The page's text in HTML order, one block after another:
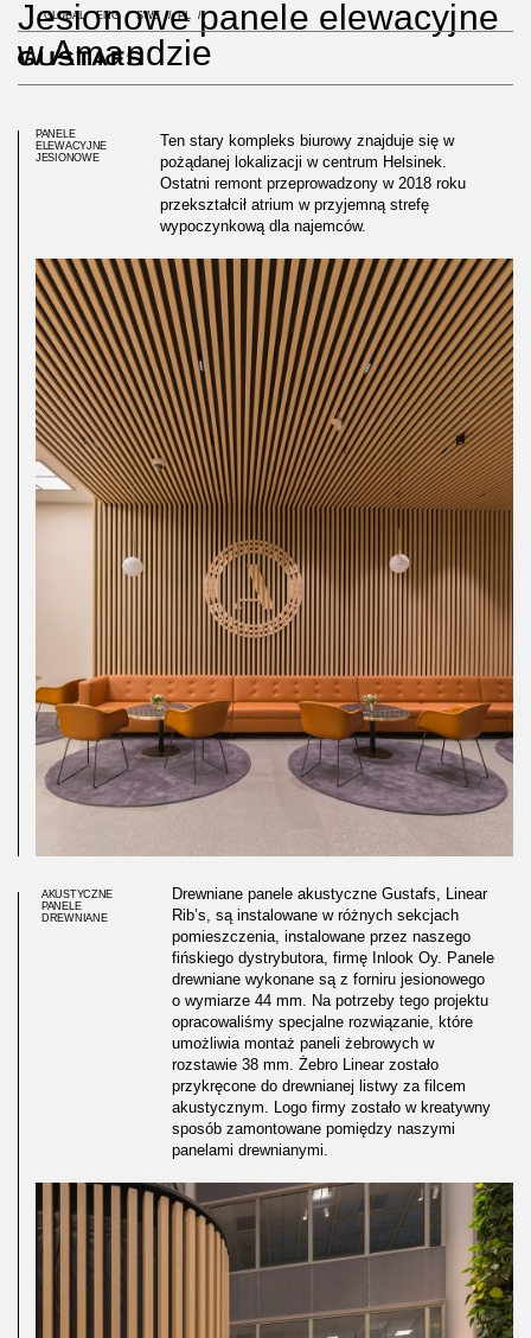
GLOBAL ENG SWE PL
Jesionowe panele elewacyjne
w Amandzie
PANELE
ELEWACYJNE
JESIONOWE
Ten stary kompleks biurowy znajduje się w
pożądanej lokalizacji w centrum Helsinek.
Ostatni remont przeprowadzony w 2018 roku
przekształcił atrium w przyjemną strefę
wypoczynkową dla najemców.
AKUSTYCZNE
PANELE
DREWNIANE
Drewniane panele akustyczne Gustafs, Linear
Rib’s, są instalowane w różnych sekcjach
pomieszczenia, instalowane przez naszego
fińskiego dystrybutora, firmę Inlook Oy. Panele
drewniane wykonane są z forniru jesionowego
o wymiarze 44 mm. Na potrzeby tego projektu
opracowaliśmy specjalne rozwiązanie, które
umożliwia montaż paneli żebrowych w
rozstawie 38 mm. Żebro Linear zostało
przykręcone do drewnianej listwy za filcem
akustycznym. Logo firmy zostało w kreatywny
sposób zamontowane pomiędzy naszymi
panelami drewnianymi.